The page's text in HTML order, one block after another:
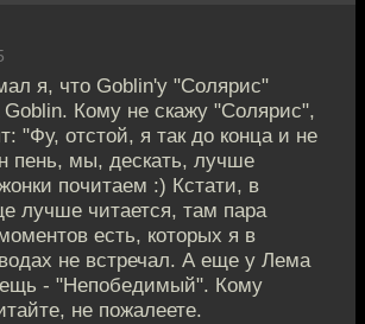
я, что Goblin'у "Солярис"
Кому не скажу "Солярис",
"Фу, отстой, я так до конца и не
пень, мы, дескать, лучше
почитаем :) Кстати, в
лучше читается, там пара
есть, которых я в
не встречал. А еще у Лема
- "Непобедимый". Кому
не пожалеете.